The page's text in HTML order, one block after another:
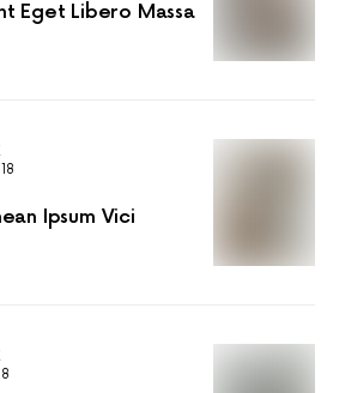
Eget Libero Massa
Ipsum Vici